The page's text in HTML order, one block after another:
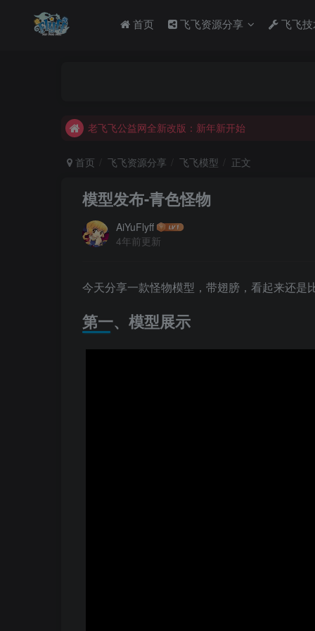
首页 飞飞资源分享 飞飞
老飞飞公益网全新改版：新年新开始
首页 飞飞资源分享 飞飞模型 正文
模型发布-青色怪物
AiYuFlyff
4年前更新
今天分享一款怪物模型，带翅膀，看起来还是
第一、模型展示